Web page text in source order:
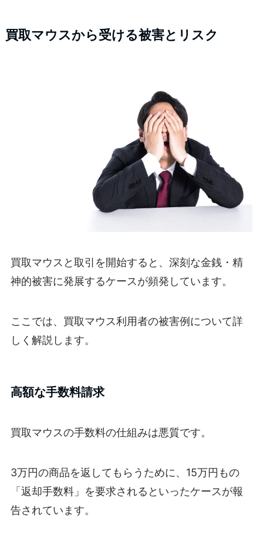
買取マウスから受ける被害とリスク
買取マウスと取引を開始すると、深刻な金銭・精
神的被害に発展するケースが頻発しています。
ここでは、買取マウス利用者の被害例について詳
しく解説します。
高額な手数料請求
買取マウスの手数料の仕組みは悪質です。
3万円の商品を返してもらうために、15万円もの
「返却手数料」を要求されるといったケースが報
告されています。